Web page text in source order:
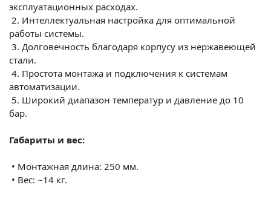
эксплуатационных расходах.
2. Интеллектуальная настройка для оптимальной
работы системы.
3. Долговечность благодаря корпусу из нержавеющей
стали.
4. Простота монтажа и подключения к системам
автоматизации.
5. Широкий диапазон температур и давление до 10
бар.
Габариты и вес:
• Монтажная длина: 250 мм.
• Вес: ~14 кг.